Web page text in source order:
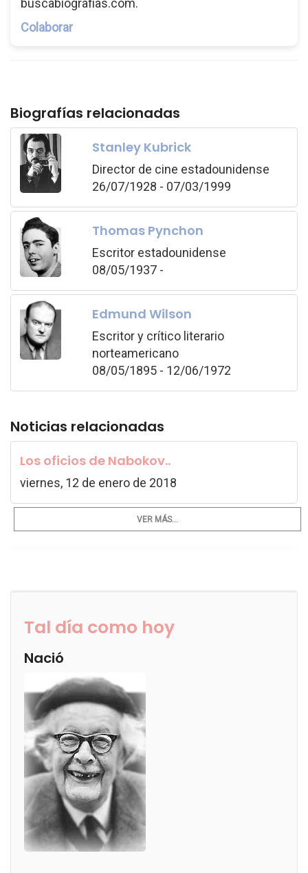
buscabiografias.com.
Colaborar
Biografías relacionadas
Stanley Kubrick
Director de cine estadounidense
26/07/1928 - 07/03/1999
Thomas Pynchon
Escritor estadounidense
08/05/1937 -
Edmund Wilson
Escritor y crítico literario
norteamericano
08/05/1895 - 12/06/1972
Noticias relacionadas
Los oficios de Nabokov..
viernes, 12 de enero de 2018
VER MÁS...
Tal día como hoy
Nació